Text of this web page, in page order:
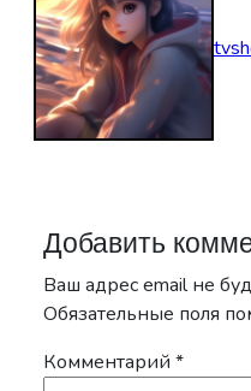
Добавить
Ваш адрес email не
Обязательные поля
Комментарий *